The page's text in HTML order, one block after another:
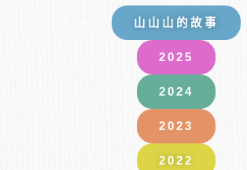
山山山的故事
2025
2024
2023
2022